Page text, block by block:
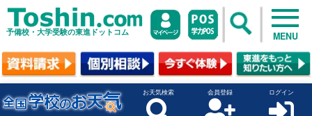
予備校・大学受験の東進ドットコム MENU
お天気検索 会員登録 ログイン